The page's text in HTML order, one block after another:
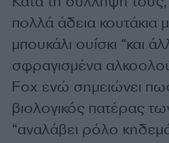
πολλά άδεια κουτάκια
μπουκάλι ουίσκι “και
σφραγισμένα
Fox ενώ σημειώνει
βιολογικός πατέρας
“αναλάβει ρόλο